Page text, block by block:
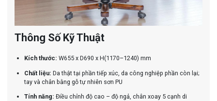
Thông Số Kỹ Thuật
Kích thước: W655 x D690 x H(1170–1240) mm
Chất liệu: Da thật tại phần tiếp xúc, da công nghiệp phần còn lại;
tay và chân bằng gỗ tự nhiên sơn PU
Tính năng: Điều chỉnh độ cao – độ ngả, chân xoay 5 cạnh di